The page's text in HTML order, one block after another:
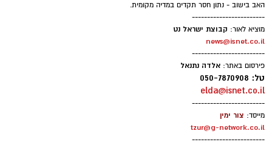
האב בישוב - נתון חסר תקדים במדיה מקומית.
------------------------
מוציא לאור: קבוצת ישראל נט
news@isnet.co.il
------------------------
פירסום באתר: אלדה נתנאל
טל: 050-7870908
elda@isnet.co.il
------------------------
מייסד: צור ימין
tzur@g-network.co.il
------------------------